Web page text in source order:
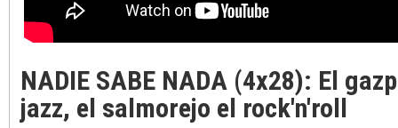
NADIE SABE NADA (4x28): El
jazz, el salmorejo el rock'n'roll